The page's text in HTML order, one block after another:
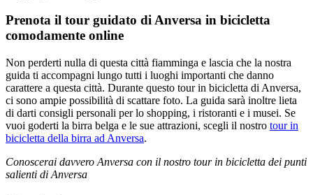
Prenota il tour guidato di Anversa in bicicletta
comodamente online
Non perderti nulla di questa città fiamminga e lascia che la nostra
guida ti accompagni lungo tutti i luoghi importanti che danno
carattere a questa città. Durante questo tour in bicicletta di Anversa,
ci sono ampie possibilità di scattare foto. La guida sarà inoltre lieta
di darti consigli personali per lo shopping, i ristoranti e i musei. Se
vuoi goderti la birra belga e le sue attrazioni, scegli il nostro tour in
bicicletta della birra ad Anversa.
Conoscerai davvero Anversa con il nostro tour in bicicletta dei punti
salienti di Anversa